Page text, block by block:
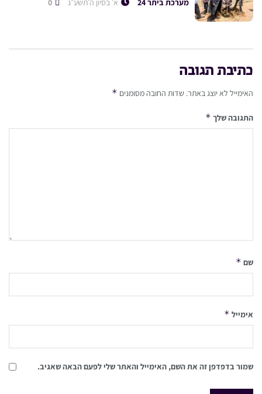
מערכת ביתר 24 א׳ בסיון ה׳תשע״ג
כתיבת תגובה
האימייל לא יוצג באתר. שדות החובה מסומנים *
התגובה שלך *
שם *
אימייל *
שמור בדפדפן זה את השם, האימייל והאתר שלי לפעם הבאה שאגיב.